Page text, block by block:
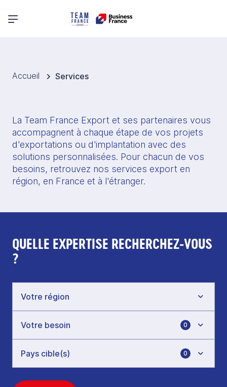
Menu principal
Accueil Services
La Team France Export et ses partenaires vous
accompagnent à chaque étape de vos projets
d'exportations ou d'implantation avec des
solutions personnalisées. Pour chacun de vos
besoins, retrouvez nos services export en
région, en France et à l'étranger.
QUELLE EXPERTISE RECHERCHEZ-VOUS
?
0
0